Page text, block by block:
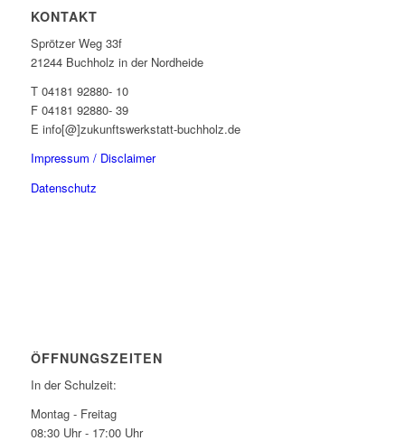
KONTAKT
Sprötzer Weg 33f
21244 Buchholz in der Nordheide
T 04181 92880- 10
F 04181 92880- 39
E info[@]zukunftswerkstatt-buchholz.de
Impressum / Disclaimer
Datenschutz
ÖFFNUNGSZEITEN
In der Schulzeit:
Montag - Freitag
08:30 Uhr - 17:00 Uhr